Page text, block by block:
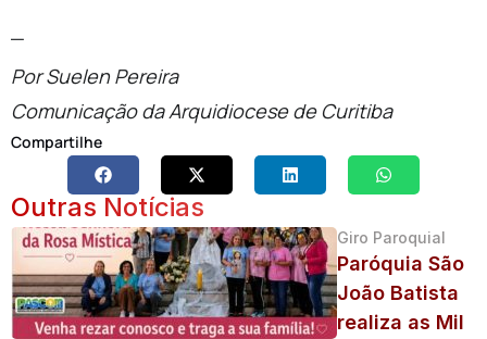
Por Suelen Pereira
Comunicação da Arquidiocese de Curitiba
Compartilhe
Outras Notícias
Giro Paroquial
Paróquia São
João Batista
realiza as Mil